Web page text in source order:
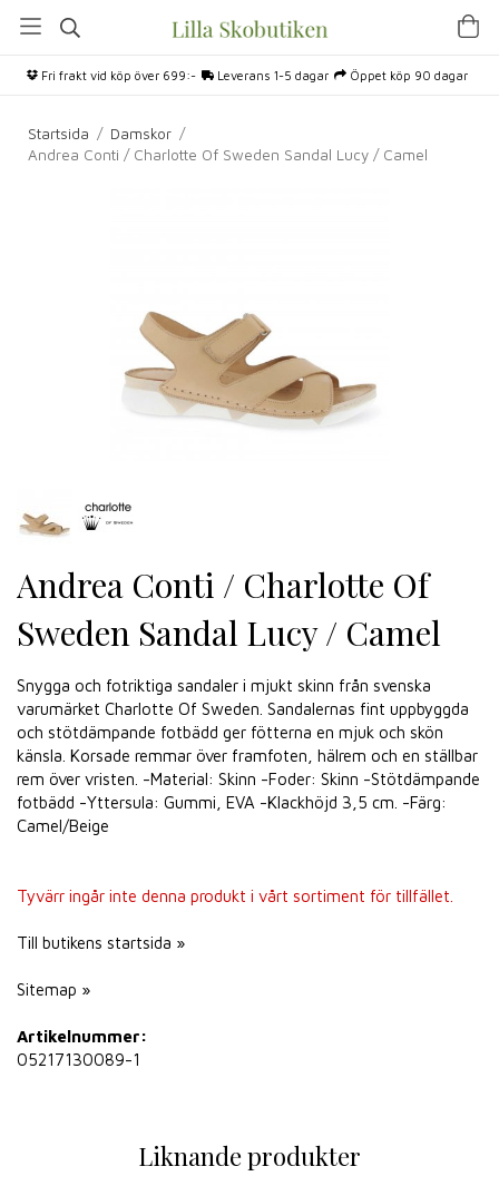
Fri frakt vid köp över 699:- Leverans 1-5 dagar Öppet köp 90 dagar
Startsida / Damskor /
Andrea Conti / Charlotte Of Sweden Sandal Lucy / Camel
Andrea Conti / Charlotte Of
Sweden Sandal Lucy / Camel
Snygga och fotriktiga sandaler i mjukt skinn från svenska
varumärket Charlotte Of Sweden. Sandalernas fint uppbyggda
och stötdämpande fotbädd ger fötterna en mjuk och skön
känsla. Korsade remmar över framfoten, hälrem och en ställbar
rem över vristen. -Material: Skinn -Foder: Skinn -Stötdämpande
fotbädd -Yttersula: Gummi, EVA -Klackhöjd 3,5 cm. -Färg:
Camel/Beige
Tyvärr ingår inte denna produkt i vårt sortiment för tillfället.
Till butikens startsida »
Sitemap »
Artikelnummer:
05217130089-1
Liknande produkter